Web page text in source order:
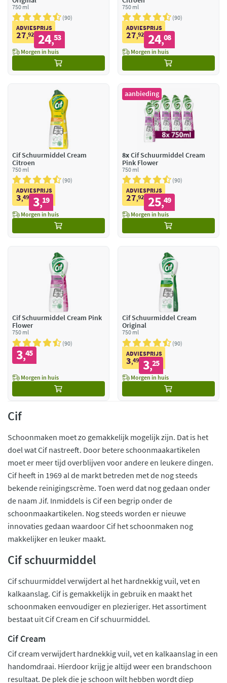
750 ml
90
ADVIESPRIJS
27,92 24,53
Morgen in huis
750 ml
90
ADVIESPRIJS
27,92 24,08
Morgen in huis
Cif Schuurmiddel Cream
Citroen
750 ml
90
ADVIESPRIJS
3,49 3,19
Morgen in huis
aanbieding
8xCif Schuurmiddel Cream
Pink Flower
750 ml
90
ADVIESPRIJS
27,92 25,49
Morgen in huis
Cif Schuurmiddel Cream Pink
Flower
750 ml
90
3,45
Morgen in huis
Cif Schuurmiddel Cream
Original
750 ml
90
ADVIESPRIJS
3,49 3,25
Morgen in huis
Cif
Schoonmaken moet zo gemakkelijk mogelijk zijn. Dat is het
doel wat Cif nastreeft. Door betere schoonmaakartikelen
moet er meer tijd overblijven voor andere en leukere dingen.
Cif heeft in 1969 al de markt betreden met de nog steeds
bekende reinigingscrème. Toen werd dat nog gedaan onder
de naam Jif. Inmiddels is Cif een begrip onder de
schoonmaakartikelen. Nog steeds worden er nieuwe
innovaties gedaan waardoor Cif het schoonmaken nog
makkelijker en leuker maakt.
Cif schuurmiddel
Cif schuurmiddel verwijdert al het hardnekkig vuil, vet en
kalkaanslag. Cif is gemakkelijk in gebruik en maakt het
schoonmaken eenvoudiger en plezieriger. Het assortiment
bestaat uit Cif Cream en Cif schuurmiddel.
Cif Cream
Cif cream verwijdert hardnekkig vuil, vet en kalkaanslag in een
handomdraai. Hierdoor krijg je altijd weer een brandschoon
resultaat. De plek die je schoon wilt hebben wordt diep